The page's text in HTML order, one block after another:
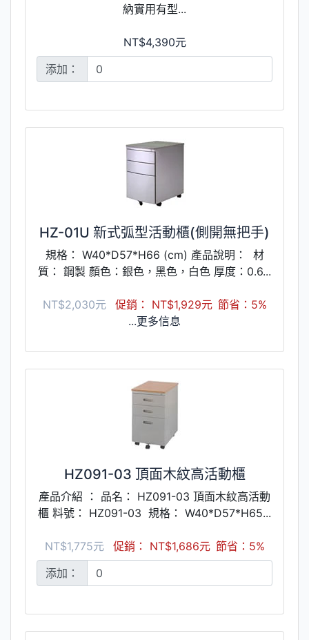
納實用有型...
NT$4,390元
添加：
HZ-01U 新式弧型活動櫃(側開無把手)
規格： W40*D57*H66 (cm) 產品說明： 材
質： 鋼製 顏色：銀色，黑色，白色 厚度：0.6...
NT$2,030元 促銷： NT$1,929元 節省：5%
...更多信息
HZ091-03 頂面木紋高活動櫃
產品介紹 ： 品名： HZ091-03 頂面木紋高活動
櫃 料號： HZ091-03 規格： W40*D57*H65...
NT$1,775元 促銷： NT$1,686元 節省：5%
添加：